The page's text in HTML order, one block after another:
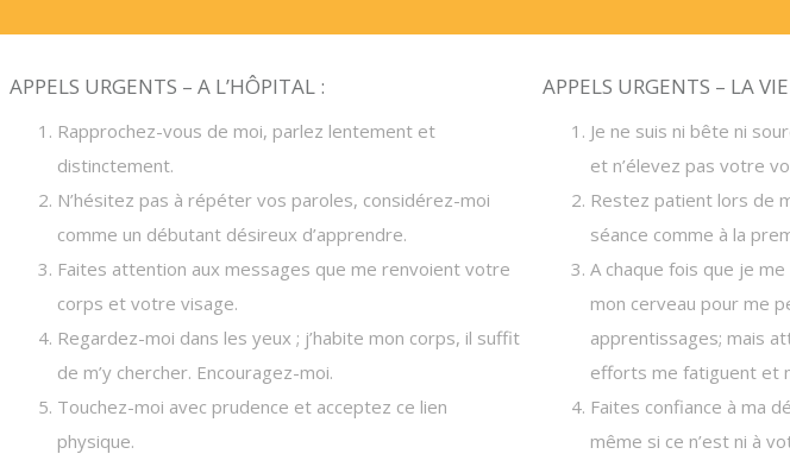
APPELS URGENTS – A L’HÔPITAL :
Rapprochez-vous de moi, parlez lentement et
distinctement.
N’hésitez pas à répéter vos paroles, considérez-moi
comme un débutant désireux d’apprendre.
Faites attention aux messages que me renvoient votre
corps et votre visage.
Regardez-moi dans les yeux ; j’habite mon corps, il suffit
de m’y chercher. Encouragez-moi.
Touchez-moi avec prudence et acceptez ce lien
physique.
APPELS URGENTS – LA
Je ne suis ni bête ni
et n’élevez pas votre
Restez patient lors de
séance comme à la
A chaque fois que je
mon cerveau pour me
apprentissages; mais
efforts me fatiguent et
Faites confiance à ma
même si ce n’est ni à